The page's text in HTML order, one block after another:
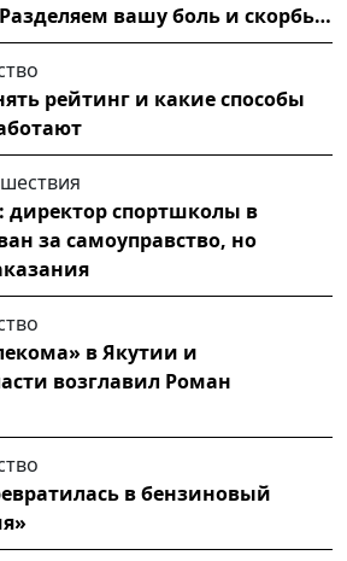
вашу боль и скорбь…
рейтинг и какие способы
директор спортшколы в
за самоуправство, но
в Якутии и
возглавил Роман
в бензиновый